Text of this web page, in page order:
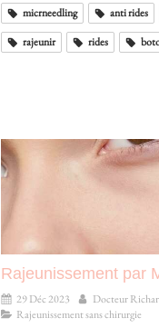
micrneedling
anti rides
rajeunir
rides
Rajeunissement par
29 Déc 2023
Docteur
Rajeunissement sans chirurgie